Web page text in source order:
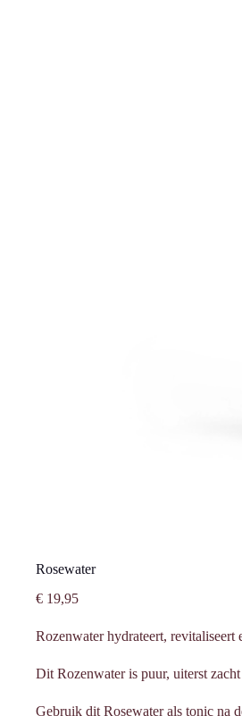
Rosewater
€ 19,95
Rozenwater hydrateert, revitaliseert
Dit Rozenwater is puur, uiterst
Gebruik dit Rosewater als tonic na